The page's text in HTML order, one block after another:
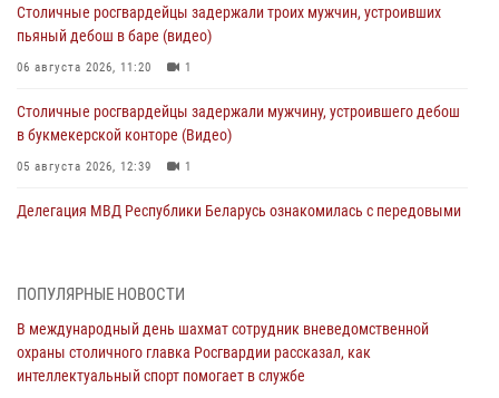
Столичные росгвардейцы задержали троих мужчин, устроивших
пьяный дебош в баре (видео)
06 августа 2026, 11:20 1
Столичные росгвардейцы задержали мужчину, устроившего дебош
в букмекерской конторе (Видео)
05 августа 2026, 12:39 1
Делегация МВД Республики Беларусь ознакомилась с передовыми
управления Росгвардии по городу Москве заняли первое место в
чемпионате столичного главка ведомства по самбо и боевому
самбо (ВИДЕО)
ПОПУЛЯРНЫЕ НОВОСТИ
В международный день шахмат сотрудник вневедомственной
охраны столичного главка Росгвардии рассказал, как
интеллектуальный спорт помогает в службе